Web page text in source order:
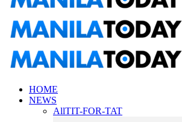
HOME
NEWS
AllTIT-FOR-TAT